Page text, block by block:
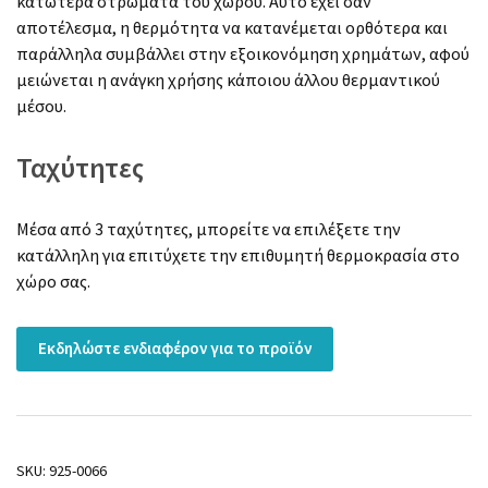
αποτέλεσμα, η θερμότητα να κατανέμεται ορθότερα και
παράλληλα συμβάλλει στην εξοικονόμηση χρημάτων, αφού
μειώνεται η ανάγκη χρήσης κάποιου άλλου θερμαντικού
μέσου.
Ταχύτητες
Μέσα από 3 ταχύτητες, μπορείτε να επιλέξετε την
κατάλληλη για επιτύχετε την επιθυμητή θερμοκρασία στο
χώρο σας.
Εκδηλώστε ενδιαφέρον για το προϊόν
SKU: 925-0066